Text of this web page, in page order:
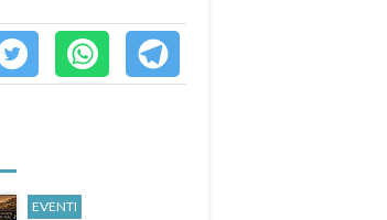
EVENTI